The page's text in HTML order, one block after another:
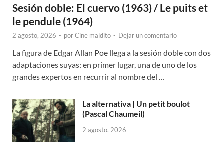
Sesión doble: El cuervo (1963) / Le puits et
le pendule (1964)
2 agosto, 2026 - porCine maldito - Dejar un comentario
La figura de Edgar Allan Poe llega a la sesión doble con dos
adaptaciones suyas: en primer lugar, una de uno de los
grandes expertos en recurrir al nombre del …
La alternativa | Un petit boulot
(Pascal Chaumeil)
2 agosto, 2026